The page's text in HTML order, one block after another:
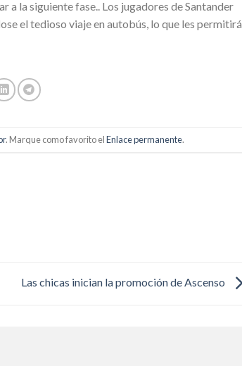
la siguiente fase.. Los jugadores de Santander
el tedioso viaje en autobús, lo que les permitirá
. Marque como favorito elEnlace permanente.
Las chicas inician la promoción de Ascenso